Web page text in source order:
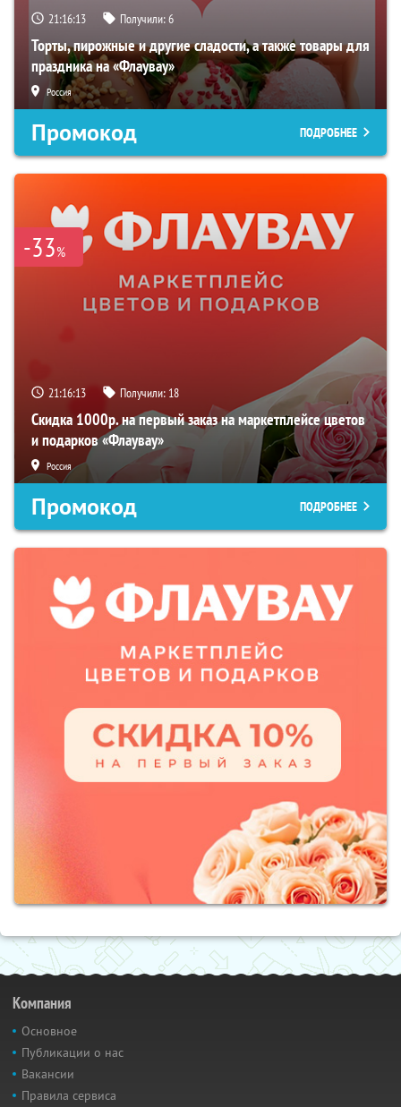
21:16:12 Получили:6
Торты, пирожные и другие сладости, а также товары для
праздника на «Флаувау»
Россия
Промокод ПОДРОБНЕЕ
-33%
21:16:12 Получили: 18
Скидка 1000р. на первый заказ на маркетплейсе цветов
и подарков «Флаувау»
Россия
Промокод ПОДРОБНЕЕ
Компания
Основное
Публикации о нас
Вакансии
Правила сервиса